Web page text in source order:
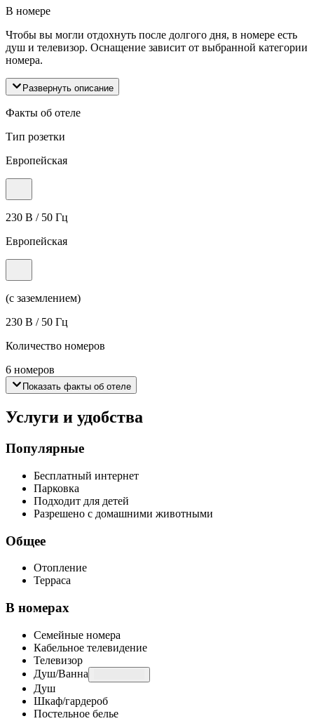
В номере
Чтобы вы могли отдохнуть после долгого дня, в номере есть
душ и телевизор. Оснащение зависит от выбранной категории
номера.
Развернуть описание
Факты об отеле
Тип розетки
Европейская
230 В / 50 Гц
Европейская
(с заземлением)
230 В / 50 Гц
Количество номеров
6 номеров
Показать факты об отеле
Услуги и удобства
Популярные
Бесплатный интернет
Парковка
Подходит для детей
Разрешено с домашними животными
Общее
Отопление
Терраса
В номерах
Семейные номера
Кабельное телевидение
Телевизор
Душ/Ванна
Душ
Шкаф/гардероб
Постельное белье